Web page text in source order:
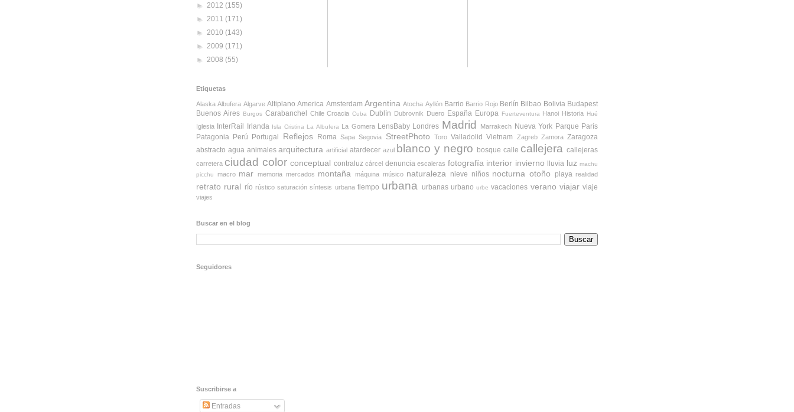
► 2012 (155)
► 2011 (171)
► 2010 (143)
► 2009 (171)
► 2008 (55)
Etiquetas
Alaska Albufera Algarve Altiplano America Amsterdam Argentina Atocha Ayllón Barrio Barrio Rojo Berlín Bilbao Bolivia Budapest
Buenos Aires Burgos Carabanchel Chile Croacia Cuba Dublín Dubrovnik Duero España Europa Fuerteventura Hanoi Historia Hué
Iglesia InterRail Irlanda Isla Cristina La Albufera La Gomera LensBaby Londres Madrid Marrakech Nueva York Parque París
Patagonia Perú Portugal Reflejos Roma Sapa Segovia StreetPhoto Toro Valladolid Vietnam Zagreb Zamora Zaragoza
abstracto agua animales arquitectura artificial atardecer azul blanco y negro bosque calle callejera callejeras
carretera ciudad color conceptual contraluz cárcel denuncia escaleras fotografía interior invierno lluvia luz machu
picchu
macro mar memoria mercados montaña máquina músico naturaleza nieve niños nocturna otoño playa realidad
retrato rural río rústico saturación síntesis urbana tiempo urbana urbanas urbano urbe vacaciones verano viajar viaje
viajes
Buscar en el blog
Seguidores
Suscribirse a
Entradas